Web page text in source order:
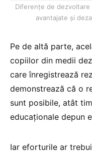
Diferențe de
avantajate și
Pe de altă parte,
copiilor din medii
care înregistrează
demonstrează că o
sunt posibile, atât
educaționale depun
Iar eforturile ar